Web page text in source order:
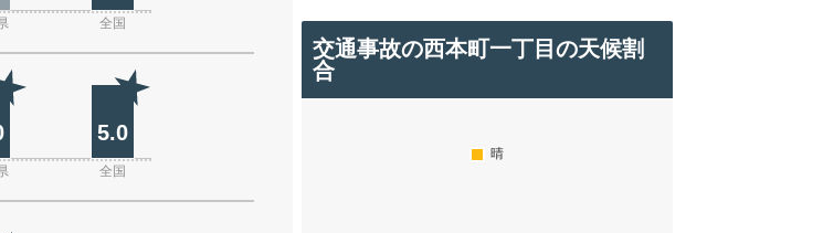
全国
5.0
全国
交通事故の西本町一丁目の天候割
合